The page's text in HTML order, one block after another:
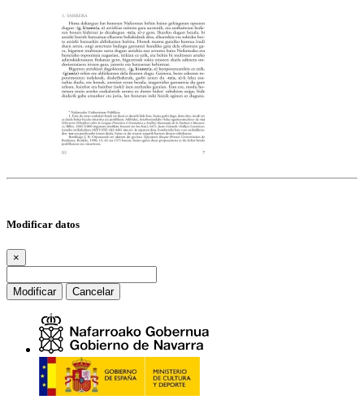
Modificar datos
×
Modificar Cancelar